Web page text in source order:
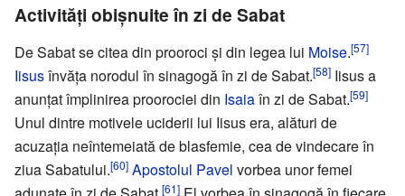
Activități obișnuite în zi de Sabat
De Sabat se citea din prooroci și din legea lui Moise.[57]
Iisusînvăța norodul în sinagogă în zi de Sabat.[58] Iisus a
anunțat împlinirea proorociei din Isaiaîn zi de Sabat.[59]
Unul dintre motivele uciderii lui Iisus era, alături de
acuzația neîntemeiată de blasfemie, cea de vindecare în
ziua Sabatului.[60] Apostolul Pavel vorbea unor femei
[61]